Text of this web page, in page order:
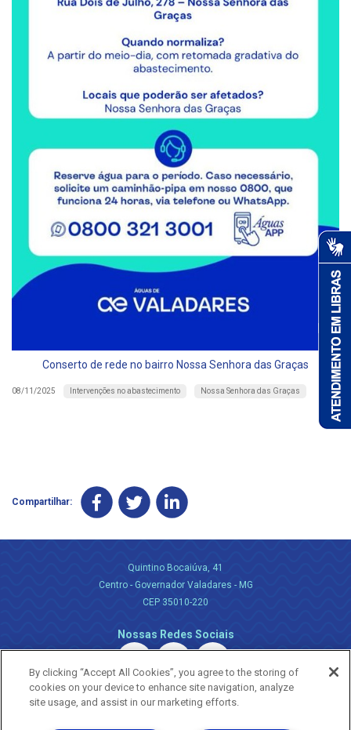
Conserto de rede no bairro Nossa Senhora das Graças
08/11/2025 Intervenções no abastecimento Nossa Senhora das Graças
Compartilhar:
Quintino Bocaiúva, 41
Centro - Governador Valadares - MG
CEP 35010-220
Nossas Redes Sociais
By clicking “Accept All Cookies”, you agree to the storing of
cookies on your device to enhance site navigation, analyze
site usage, and assist in our marketing efforts.